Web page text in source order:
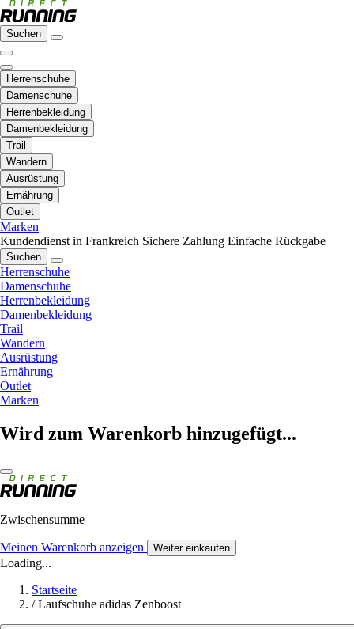
Suchen
Herrenschuhe
Damenschuhe
Herrenbekleidung
Damenbekleidung
Trail
Wandern
Ausrüstung
Ernährung
Outlet
Marken
Kundendienst in Frankreich Sichere Zahlung Einfache Rückgabe
Suchen
Herrenschuhe
Damenschuhe
Herrenbekleidung
Damenbekleidung
Trail
Wandern
Ausrüstung
Ernährung
Outlet
Marken
Wird zum Warenkorb hinzugefügt...
Zwischensumme
Meinen Warenkorb anzeigen Weiter einkaufen
Loading...
Startseite
/ Laufschuhe adidas Zenboost